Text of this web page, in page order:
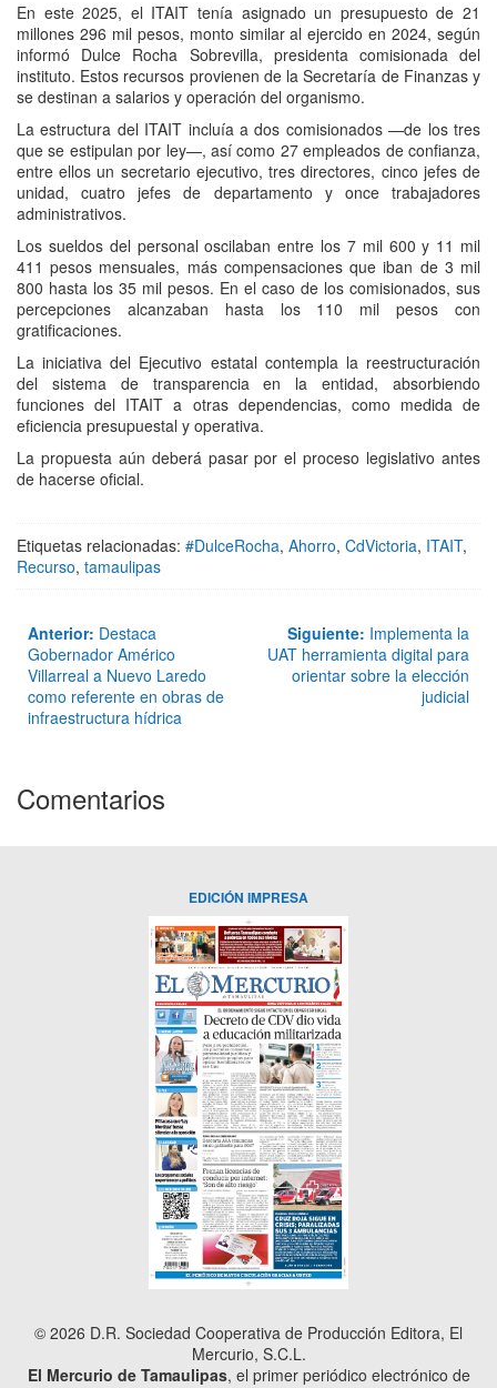
En este 2025, el ITAIT tenía asignado un presupuesto de 21
millones 296 mil pesos, monto similar al ejercido en 2024, según
informó Dulce Rocha Sobrevilla, presidenta comisionada del
instituto. Estos recursos provienen de la Secretaría de Finanzas y
se destinan a salarios y operación del organismo.
La estructura del ITAIT incluía a dos comisionados —de los tres
que se estipulan por ley—, así como 27 empleados de confianza,
entre ellos un secretario ejecutivo, tres directores, cinco jefes de
unidad, cuatro jefes de departamento y once trabajadores
administrativos.
Los sueldos del personal oscilaban entre los 7 mil 600 y 11 mil
411 pesos mensuales, más compensaciones que iban de 3 mil
800 hasta los 35 mil pesos. En el caso de los comisionados, sus
percepciones alcanzaban hasta los 110 mil pesos con
gratificaciones.
La iniciativa del Ejecutivo estatal contempla la reestructuración
del sistema de transparencia en la entidad, absorbiendo
funciones del ITAIT a otras dependencias, como medida de
eficiencia presupuestal y operativa.
La propuesta aún deberá pasar por el proceso legislativo antes
de hacerse oficial.
Etiquetas relacionadas: #DulceRocha, Ahorro, CdVictoria, ITAIT,
Recurso, tamaulipas
Anterior: Destaca
Gobernador Américo
Villarreal a Nuevo Laredo
como referente en obras de
infraestructura hídrica
Siguiente: Implementa la
UAT herramienta digital para
orientar sobre la elección
judicial
Comentarios
EDICIÓN IMPRESA
© 2026 D.R. Sociedad Cooperativa de Producción Editora, El
Mercurio, S.C.L.
El Mercurio de Tamaulipas, el primer periódico electrónico de